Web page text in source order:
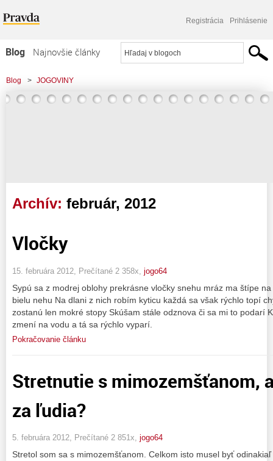
Registrácia Prihlásenie
Blog
Najnovšie články
Najčítanejšie články
Najkomentovanejšie články
Blog > JOGOVINY
Archív: február, 2012
Vločky
15. februára 2012, Prečítané 2 358x, jogo64
Sypú sa z modrej oblohy prekrásne vločky snehu mráz ma štípe
bielu nehu Na dlani z nich robím kyticu každá sa však rýchlo topí
zostanú len mokré stopy Skúšam stále odznova či sa mi to podarí
zmení na vodu a tá sa rýchlo vyparí.
Pokračovanie článku
Stretnutie s mimozemšťanom,
za ľudia?
5. februára 2012, Prečítané 2 851x, jogo64
Stretol som sa s mimozemšťanom. Celkom isto musel byť